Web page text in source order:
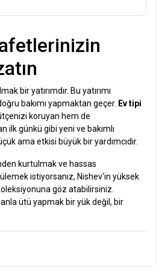
bir yatırımdır. Bu yatırımı
bakımı yapmaktan geçer. Ev tipi
koruyan hem de
ilk günkü gibi yeni ve bakımlı
ama etkisi büyük bir yardımcıdır.
kurtulmak ve hassas
istiyorsanız, Nishev'in yüksek
göz atabilirsiniz.
ütü yapmak bir yük değil, bir